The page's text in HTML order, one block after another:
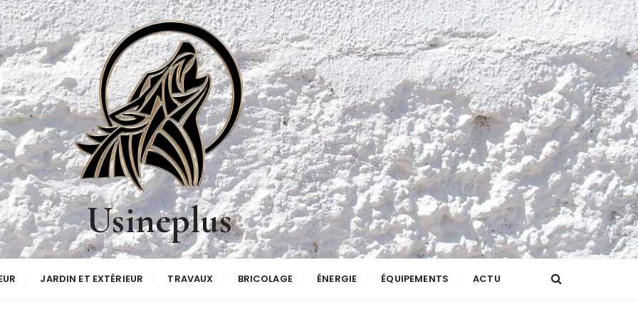
Usineplus
JARDIN ET EXTÉRIEUR TRAVAUX BRICOLAGE ÉNERGIE ÉQUIPEMENTS ACTU